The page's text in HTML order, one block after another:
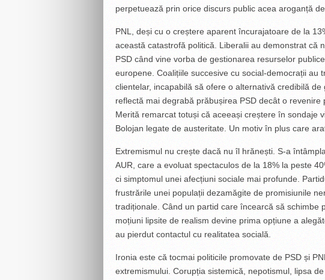
perpetuează prin orice discurs public acea aroganță
PNL, deși cu o creștere aparent încurajatoare de la
această catastrofă politică. Liberalii au demonstrat că
PSD când vine vorba de gestionarea resurselor
europene. Coalițiile succesive cu social-democrații au
clientelar, incapabilă să ofere o alternativă credibilă
reflectă mai degrabă prăbușirea PSD decât o revenire
Merită remarcat totuși că aceeași creștere în sondaje
Bolojan legate de austeritate. Un motiv în plus care
Extremismul nu crește dacă nu îl hrănești. S-a
AUR, care a evoluat spectaculos de la 18% la peste
ci simptomul unei afecțiuni sociale mai profunde.
frustrările unei populații dezamăgite de promisiunile
tradiționale. Când un partid care încearcă să schimbe
moțiuni lipsite de realism devine prima opțiune a
au pierdut contactul cu realitatea socială.
Ironia este că tocmai politicile promovate de PSD și
extremismului. Corupția sistemică, nepotismul, lipsa